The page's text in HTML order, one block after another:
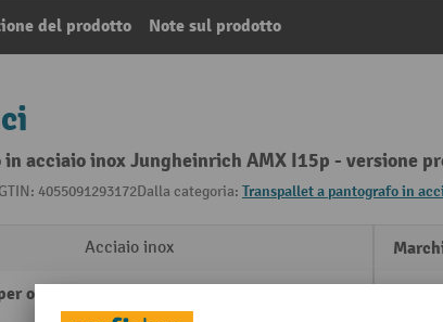
del prodotto Note sul prodotto
acciaio inox Jungheinrich AMX I15p - versione
4055091293172Dalla categoria: Transpallet a pantografo in
Acciaio inox
ogni